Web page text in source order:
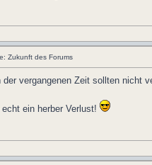
Zukunft des Forums
vergangenen Zeit sollten nicht
ein herber Verlust!